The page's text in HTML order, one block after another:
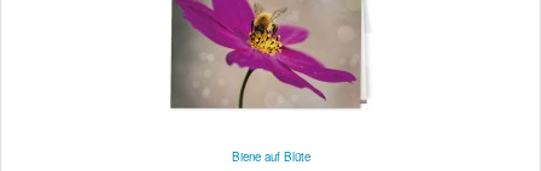
Biene auf Blüte